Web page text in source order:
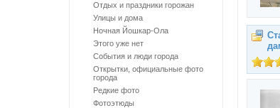
Отдых и праздники горожан
Улицы и дома
Ночная Йошкар-Ола
Этого уже нет
События и люди города
Открытки, официальные фото
города
Редкие фото
Фотоэтюды